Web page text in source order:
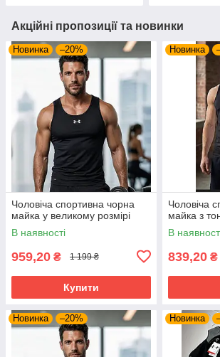
Акційні пропозиції та новинки
Новинка –20%
Чоловіча спортивна чорна
майка у великому розмірі
В наявності
959,20 ₴ 1 199 ₴
Купити
Новинка
Чоловіча
майка з
В
839,20 ₴
Новинка –20% Новинка